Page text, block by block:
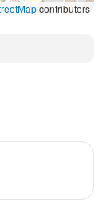
contributors